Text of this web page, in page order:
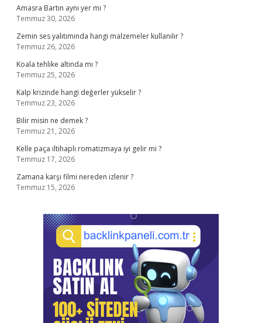
Amasra Bartın aynı yer mi ?
Temmuz 30, 2026
Zemin ses yalıtımında hangi malzemeler kullanılır ?
Temmuz 26, 2026
Koala tehlike altında mı ?
Temmuz 25, 2026
Kalp krizinde hangi değerler yükselir ?
Temmuz 23, 2026
Bilir misin ne demek ?
Temmuz 21, 2026
Kelle paça iltihaplı romatizmaya iyi gelir mi ?
Temmuz 17, 2026
Zamana karşı filmi nereden izlenir ?
Temmuz 15, 2026